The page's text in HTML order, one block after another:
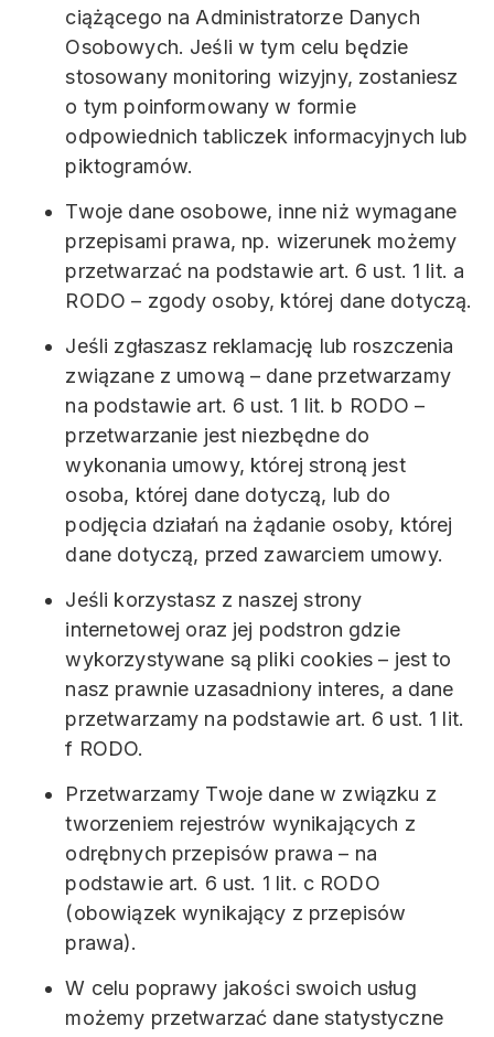
ciążącego na Administratorze Danych
Osobowych. Jeśli w tym celu będzie
stosowany monitoring wizyjny, zostaniesz
o tym poinformowany w formie
odpowiednich tabliczek informacyjnych lub
piktogramów.
Twoje dane osobowe, inne niż wymagane
przepisami prawa, np. wizerunek możemy
przetwarzać na podstawie art. 6 ust. 1 lit. a
RODO – zgody osoby, której dane dotyczą.
Jeśli zgłaszasz reklamację lub roszczenia
związane z umową – dane przetwarzamy
na podstawie art. 6 ust. 1 lit. b RODO –
przetwarzanie jest niezbędne do
wykonania umowy, której stroną jest
osoba, której dane dotyczą, lub do
podjęcia działań na żądanie osoby, której
dane dotyczą, przed zawarciem umowy.
Jeśli korzystasz z naszej strony
internetowej oraz jej podstron gdzie
wykorzystywane są pliki cookies – jest to
nasz prawnie uzasadniony interes, a dane
przetwarzamy na podstawie art. 6 ust. 1 lit.
f RODO.
Przetwarzamy Twoje dane w związku z
tworzeniem rejestrów wynikających z
odrębnych przepisów prawa – na
podstawie art. 6 ust. 1 lit. c RODO
(obowiązek wynikający z przepisów
prawa).
W celu poprawy jakości swoich usług
możemy przetwarzać dane statystyczne